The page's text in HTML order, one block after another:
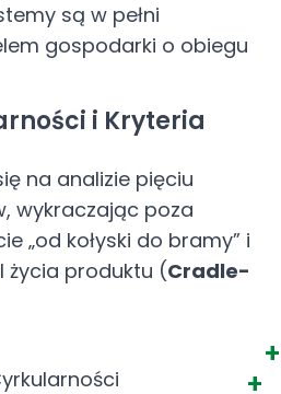
są w pełni
gospodarki o obiegu
i Kryteria
na analizie pięciu
wykraczając poza
„od kołyski do bramy” i
życia produktu (Cradle-